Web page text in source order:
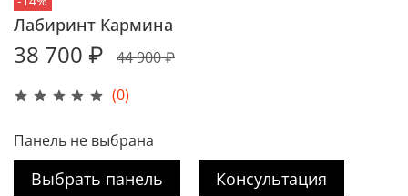
(0)
Лабиринт Кармина
38 700 ₽ 44 900 ₽
Панель не выбрана
Выбрать панель Консультация